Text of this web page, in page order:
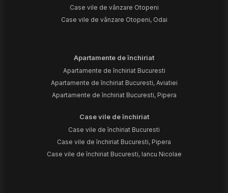
Case vile de vânzare Otopeni
Case vile de vânzare Otopeni, Odai
Apartamente de închiriat
Apartamente de închiriat Bucuresti
Apartamente de închiriat Bucuresti, Aviatiei
Apartamente de închiriat Bucuresti, Pipera
Case vile de închiriat
Case vile de închiriat Bucuresti
Case vile de închiriat Bucuresti, Pipera
Case vile de închiriat Bucuresti, Iancu Nicolae